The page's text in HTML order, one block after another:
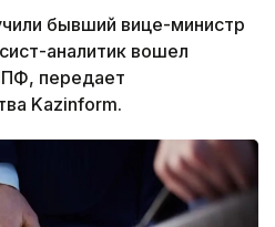
бывший вице-министр
аналитик вошел
передает
Kazinform.